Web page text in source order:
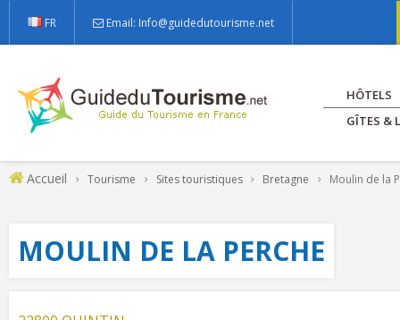
FR Email: Info@guidedutourisme.net
HÔTELS
GÎTES &
Accueil Tourisme Sites touristiques Bretagne Moulin de la
MOULIN DE LA PERCHE